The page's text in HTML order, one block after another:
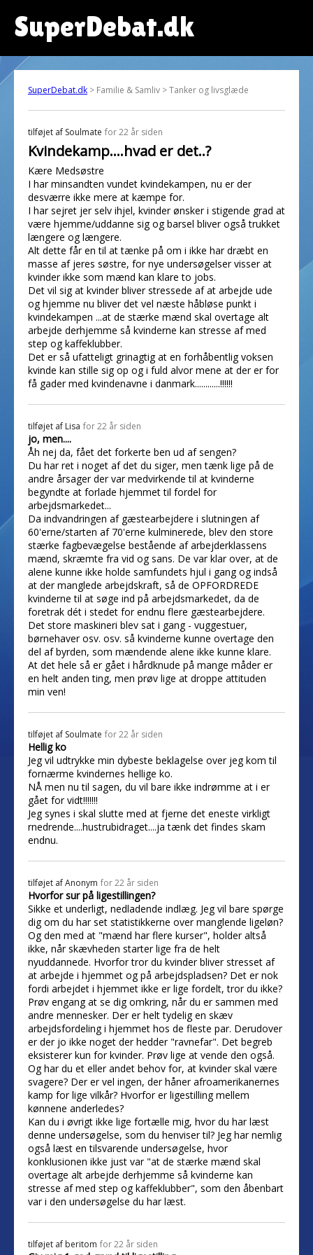
SuperDebat.dk
SuperDebat.dk > Familie & Samliv > Tanker og livsglæde
tilføjet af Soulmate for 22 år siden
Kvindekamp....hvad er det..?
Kære Medsøstre
I har minsandten vundet kvindekampen, nu er der
desværre ikke mere at kæmpe for.
I har sejret jer selv ihjel, kvinder ønsker i stigende grad at
være hjemme/uddanne sig og barsel bliver også trukket
længere og længere.
Alt dette får en til at tænke på om i ikke har dræbt en
masse af jeres søstre, for nye undersøgelser visser at
kvinder ikke som mænd kan klare to jobs.
Det vil sig at kvinder bliver stressede af at arbejde ude
og hjemme nu bliver det vel næste håbløse punkt i
kvindekampen ...at de stærke mænd skal overtage alt
arbejde derhjemme så kvinderne kan stresse af med
step og kaffeklubber.
Det er så ufatteligt grinagtig at en forhåbentlig voksen
kvinde kan stille sig op og i fuld alvor mene at der er for
få gader med kvindenavne i danmark............!!!!!!
tilføjet af Lisa for 22 år siden
jo, men....
Åh nej da, fået det forkerte ben ud af sengen?
Du har ret i noget af det du siger, men tænk lige på de
andre årsager der var medvirkende til at kvinderne
begyndte at forlade hjemmet til fordel for
arbejdsmarkedet...
Da indvandringen af gæstearbejdere i slutningen af
60'erne/starten af 70'erne kulminerede, blev den store
stærke fagbevægelse bestående af arbejderklassens
mænd, skræmte fra vid og sans. De var klar over, at de
alene kunne ikke holde samfundets hjul i gang og indså
at der manglede arbejdskraft, så de OPFORDREDE
kvinderne til at søge ind på arbejdsmarkedet, da de
foretrak dét i stedet for endnu flere gæstearbejdere.
Det store maskineri blev sat i gang - vuggestuer,
børnehaver osv. osv. så kvinderne kunne overtage den
del af byrden, som mændende alene ikke kunne klare.
At det hele så er gået i hårdknude på mange måder er
en helt anden ting, men prøv lige at droppe attituden
min ven!
tilføjet af Soulmate for 22 år siden
Hellig ko
Jeg vil udtrykke min dybeste beklagelse over jeg kom til
fornærme kvindernes hellige ko.
NÅ men nu til sagen, du vil bare ikke indrømme at i er
gået for vidt!!!!!!!
Jeg synes i skal slutte med at fjerne det eneste virkligt
rnedrende....hustrubidraget....ja tænk det findes skam
endnu.
tilføjet afAnonym for 22 år siden
Hvorfor sur på ligestillingen?
Sikke et underligt, nedladende indlæg. Jeg vil bare spørge
dig om du har set statistikkerne over manglende ligeløn?
Og den med at "mænd har flere kurser", holder altså
ikke, når skævheden starter lige fra de helt
nyuddannede. Hvorfor tror du kvinder bliver stresset af
at arbejde i hjemmet og på arbejdspladsen? Det er nok
fordi arbejdet i hjemmet ikke er lige fordelt, tror du ikke?
Prøv engang at se dig omkring, når du er sammen med
andre mennesker. Der er helt tydelig en skæv
arbejdsfordeling i hjemmet hos de fleste par. Derudover
er der jo ikke noget der hedder "ravnefar". Det begreb
eksisterer kun for kvinder. Prøv lige at vende den også.
Og har du et eller andet behov for, at kvinder skal være
svagere? Der er vel ingen, der håner afroamerikanernes
kamp for lige vilkår? Hvorfor er ligestilling mellem
kønnene anderledes?
Kan du i øvrigt ikke lige fortælle mig, hvor du har læst
denne undersøgelse, som du henviser til? Jeg har nemlig
også læst en tilsvarende undersøgelse, hvor
konklusionen ikke just var "at de stærke mænd skal
overtage alt arbejde derhjemme så kvinderne kan
stresse af med step og kaffeklubber", som den åbenbart
var i den undersøgelse du har læst.
tilføjet af beritom for 22 år siden